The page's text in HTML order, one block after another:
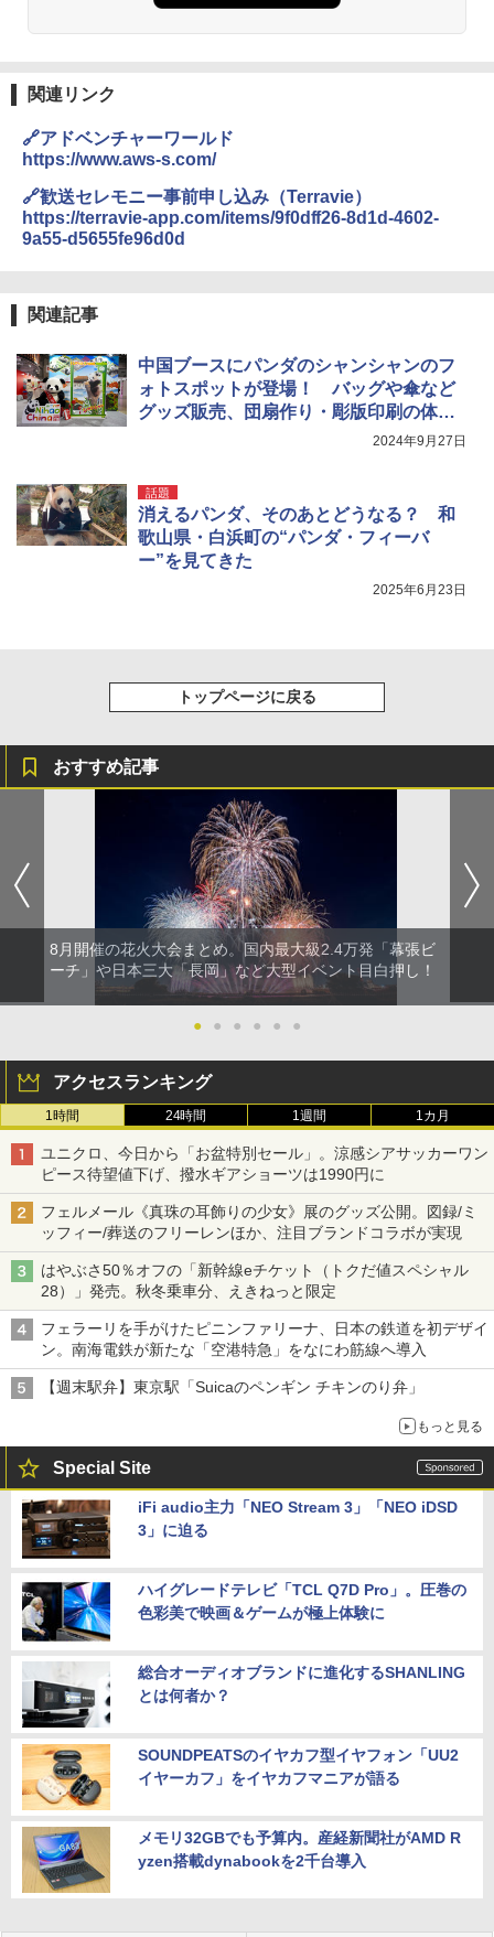
関連リンク
🔗アドベンチャーワールド
https://www.aws-s.com/
🔗歓送セレモニー事前申し込み（Terravie）
https://terravie-app.com/items/9f0dff26-8d1d-4602-
9a55-d5655fe96d0d
関連記事
中国ブースにパンダのシャンシャンのフ
ォトスポットが登場！ バッグや傘など
グッズ販売、団扇作り・彫版印刷の体験
2024年9月27日
話題
消えるパンダ、そのあとどうなる？ 和
歌山県・白浜町の“パンダ・フィーバ
ー”を見てきた
2025年6月23日
トップページに戻る
おすすめ記事
8月開催の花火大会まとめ。国内最大級2.4万発「幕張ビ
ーチ」や日本三大「長岡」など大型イベント目白押し！
● ● ● ● ● ●
アクセスランキング
1時間 24時間 1週間 1カ月
ユニクロ、今日から「お盆特別セール」。涼感シアサッカーワン
ピース待望値下げ、撥水ギアショーツは1990円に
フェルメール《真珠の耳飾りの少女》展のグッズ公開。図録/ミ
ッフィー/葬送のフリーレンほか、注目ブランドコラボが実現
はやぶさ50％オフの「新幹線eチケット（トクだ値スペシャル
28）」発売。秋冬乗車分、えきねっと限定
フェラーリを手がけたピニンファリーナ、日本の鉄道を初デザイ
ン。南海電鉄が新たな「空港特急」をなにわ筋線へ導入
【週末駅弁】東京駅「Suicaのペンギン チキンのり弁」
もっと見る
Special Site
iFi audio主力「NEO Stream 3」「NEO iDSD
3」に迫る
ハイグレードテレビ「TCL Q7D Pro」。圧巻の
色彩美で映画＆ゲームが極上体験に
総合オーディオブランドに進化するSHANLING
とは何者か？
SOUNDPEATSのイヤカフ型イヤフォン「UU2
イヤーカフ」をイヤカフマニアが語る
メモリ32GBでも予算内。産経新聞社がAMD R
yzen搭載dynabookを2千台導入